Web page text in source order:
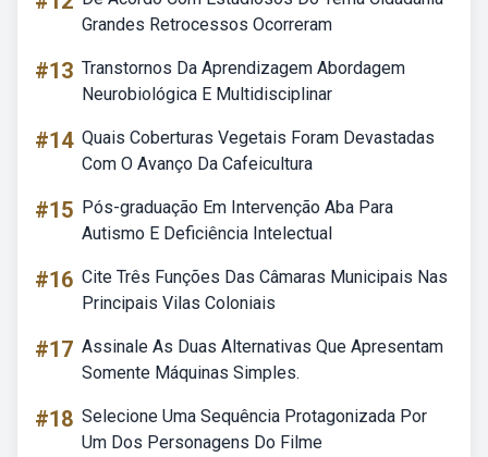
Grandes Retrocessos Ocorreram
#13 Transtornos Da Aprendizagem Abordagem
Neurobiológica E Multidisciplinar
#14 Quais Coberturas Vegetais Foram Devastadas
Com O Avanço Da Cafeicultura
#15 Pós-graduação Em Intervenção Aba Para
Autismo E Deficiência Intelectual
#16 Cite Três Funções Das Câmaras Municipais Nas
Principais Vilas Coloniais
#17 Assinale As Duas Alternativas Que Apresentam
Somente Máquinas Simples.
#18 Selecione Uma Sequência Protagonizada Por
Um Dos Personagens Do Filme